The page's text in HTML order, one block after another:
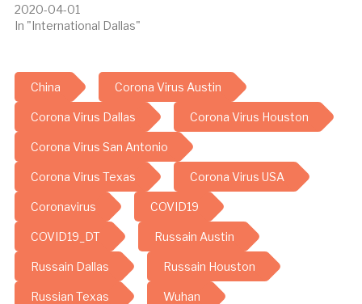
2020-04-01
In "International Dallas"
China Corona Virus Austin
Corona Virus Dallas Corona Virus Houston
Corona Virus San Antonio
Corona Virus Texas Corona Virus USA
Coronavirus COVID19
COVID19_DT Russain Austin
Russain Dallas Russain Houston
Russian Texas Wuhan